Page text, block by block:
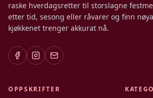
raske hverdagsretter til storslagne
etter tid, sesong eller råvarer og finn
kjøkkenet trenger akkurat nå.
OPPSKRIFTER